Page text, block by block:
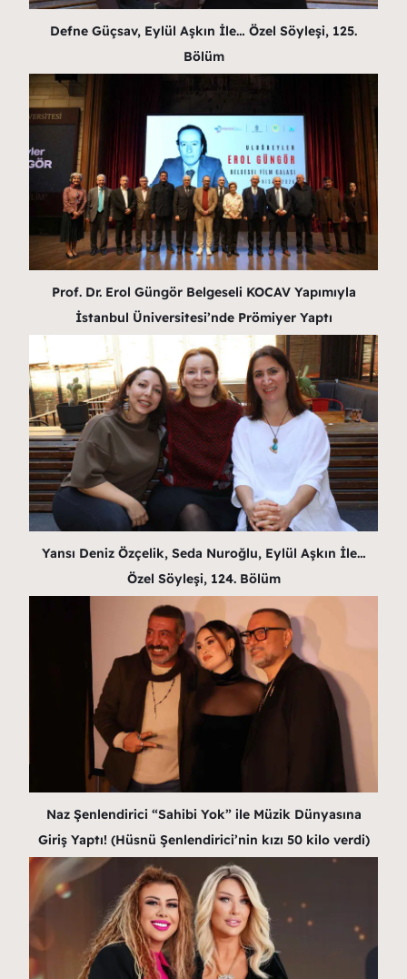
Defne Güçsav, Eylül Aşkın İle… Özel Söyleşi, 125.
Bölüm
Prof. Dr. Erol Güngör Belgeseli KOCAV Yapımıyla
İstanbul Üniversitesi’nde Prömiyer Yaptı
Yansı Deniz Özçelik, Seda Nuroğlu, Eylül Aşkın İle…
Özel Söyleşi, 124. Bölüm
Naz Şenlendirici “Sahibi Yok” ile Müzik Dünyasına
Giriş Yaptı! (Hüsnü Şenlendirici’nin kızı 50 kilo verdi)